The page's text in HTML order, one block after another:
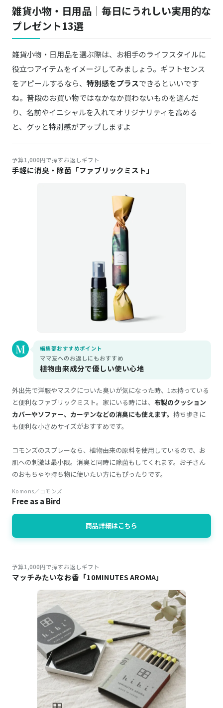
雑貨小物・日用品｜毎日にうれしい実用的な
プレゼント13選
雑貨小物・日用品を選ぶ際は、お相手のライフスタイルに
役立つアイテムをイメージしてみましょう。ギフトセンス
をアピールするなら、 特別感をプラスできるといいです
ね。普段のお買い物ではなかなか買わないものを選んだ
り、名前やイニシャルを入れてオリジナリティを高める
と、グッと特別感がアップしますよ
予算1,000円で探すお返しギフト
手軽に消臭・除菌「ファブリックミスト」
編集部おすすめポイント
ママ友へのお返しにもおすすめ
植物由来成分で優しい使い心地
外出先で洋服やマスクについた臭いが気になった時、1本持っている
と便利なファブリックミスト。家にいる時には、 布製のクッション
カバーやソファー、カーテンなどの消臭にも使えます。 持ち歩きに
も便利な小さめサイズがおすすめです。
コモンズのスプレーなら、植物由来の原料を使用しているので、お
肌への刺激は最小限。消臭と同時に除菌もしてくれます。お子さん
のおもちゃや持ち物に使いたい方にもぴったりです。
Komons／コモンズ
Free as a Bird
商品詳細はこちら
予算1,000円で探すお返しギフト
マッチみたいなお香「10MINUTES AROMA」